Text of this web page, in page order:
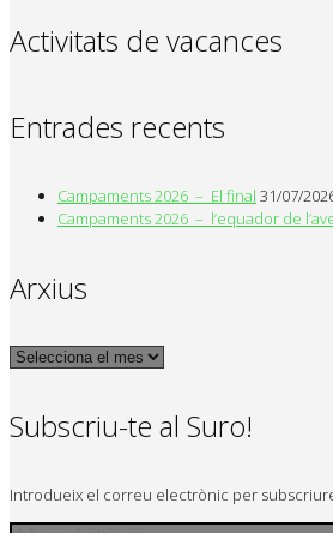
Activitats de vacances
Entrades recents
Campaments 2026 – El final 31/07/
Campaments 2026 – l’equador de
Arxius
Arxius
Subscriu-te al Suro!
Introdueix el correu electrònic per